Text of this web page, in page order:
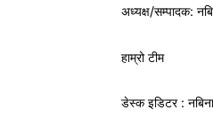
अध्यक्ष/सम्पादक:
हाम्रो टीम
डेस्क इडिटर :